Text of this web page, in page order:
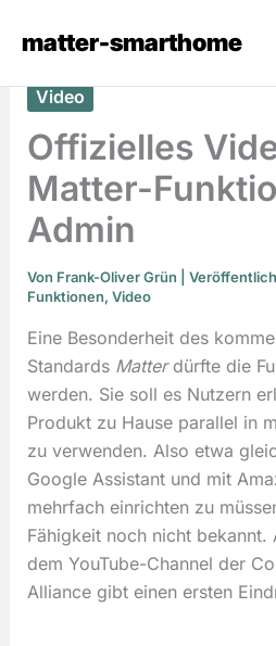
Inhaltmatter-smarthome
Video
Offizielles
Matter-
Admin
Von Frank-Oliver Grün
|
Funktionen, Video
Eine Besonderheit des
Standards Matterdürfte die
werden. Sie soll es Nutzern
Produkt zu Hause parallel in
zu verwenden. Also etwa
Google Assistant und mit
mehrfach einrichten zu
Fähigkeit noch nicht
dem YouTube-Channel der
Alliance gibt einen ersten